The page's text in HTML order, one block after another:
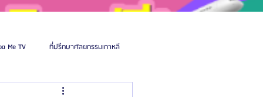
Me TV ที่ปรึกษาศัลยกรรมเกาหลี
ศัลยแพทย์ ประเทศเกาหลี